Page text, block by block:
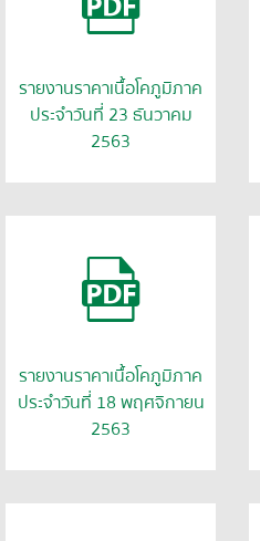
รายงานราคาเนื้อโคภูมิภาค
ประจำวันที่ 23 ธันวาคม
2563
รายงานราคาเนื้อโคภูมิภาค
ประจำวันที่ 18 พฤศจิกายน
2563